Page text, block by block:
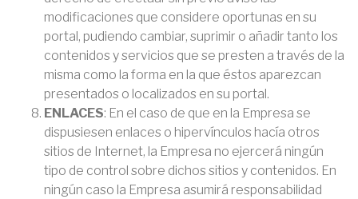
modificaciones que considere oportunas en su
portal, pudiendo cambiar, suprimir o añadir tanto los
contenidos y servicios que se presten a través de la
misma como la forma en la que éstos aparezcan
presentados o localizados en su portal.
ENLACES: En el caso de que en la Empresa se
dispusiesen enlaces o hipervínculos hacía otros
sitios de Internet, la Empresa no ejercerá ningún
tipo de control sobre dichos sitios y contenidos. En
ningún caso la Empresa asumirá responsabilidad